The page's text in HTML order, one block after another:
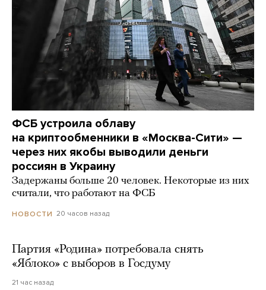
ФСБ устроила облаву
на криптообменники в «Москва-Сити» —
через них якобы выводили деньги
россиян в Украину
Задержаны больше 20 человек. Некоторые из них
считали, что работают на ФСБ
НОВОСТИ 20 часов назад
Партия «Родина» потребовала снять
«Яблоко» с выборов в Госдуму
21 час назад